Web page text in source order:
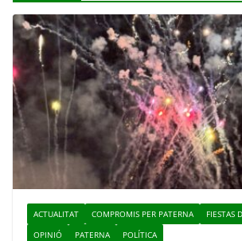
ACTUALITAT COMPROMIS PER PATERNA
FIESTAS
OPINIÓ
PATERNA POLÍTICA